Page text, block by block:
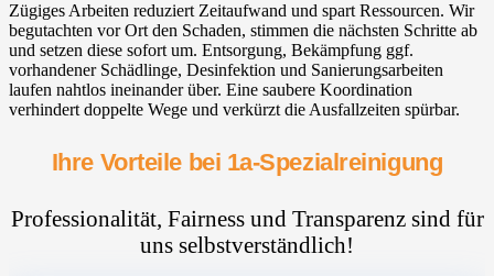
Zügiges Arbeiten reduziert Zeitaufwand und spart Ressourcen. Wir
begutachten vor Ort den Schaden, stimmen die nächsten Schritte ab
und setzen diese sofort um. Entsorgung, Bekämpfung ggf.
vorhandener Schädlinge, Desinfektion und Sanierungsarbeiten
laufen nahtlos ineinander über. Eine saubere Koordination
verhindert doppelte Wege und verkürzt die Ausfallzeiten spürbar.
Ihre Vorteile bei 1a-Spezialreinigung
Professionalität, Fairness und Transparenz sind für
uns selbstverständlich!